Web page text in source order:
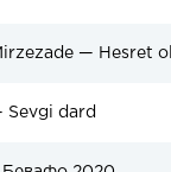
Sevgi dard